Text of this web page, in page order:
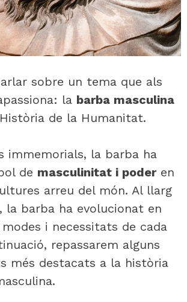
sobre un tema que als
la barba masculina
de la Humanitat.
immemorials, la barba ha
de masculinitat i poderen
arreu del món. Al llarg
la barba ha evolucionat en
i necessitats de cada
repassarem alguns
més destacats a la història